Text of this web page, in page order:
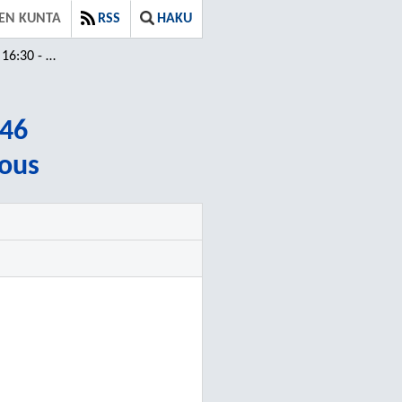
KUNTA RSS HAKU
- 21:46